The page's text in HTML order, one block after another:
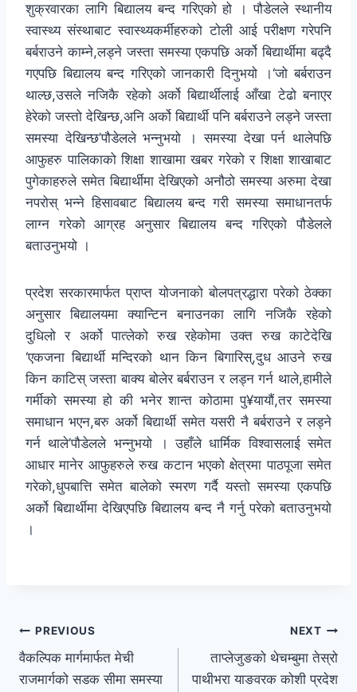
शुक्रवारका लागि बिद्यालय बन्द गरिएको हो । पौडेलले स्थानीय
स्वास्थ्य संस्थाबाट स्वास्थ्यकर्मीहरुको टोली आई परीक्षण गरेपनि
बर्बराउने काम्ने,लड्ने जस्ता समस्या एकपछि अर्को बिद्यार्थीमा बढ्दै
गएपछि बिद्यालय बन्द गरिएको जानकारी दिनुभयो ।‘जो बर्बराउन
थाल्छ,उसले नजिकै रहेको अर्को बिद्यार्थीलाई आँखा टेढो बनाएर
हेरेको जस्तो देखिन्छ,अनि अर्को बिद्यार्थी पनि बर्बराउने लड्ने जस्ता
समस्या देखिन्छ’पौडेलले भन्नुभयो । समस्या देखा पर्न थालेपछि
आफुहरु पालिकाको शिक्षा शाखामा खबर गरेको र शिक्षा शाखाबाट
पुगेकाहरुले समेत बिद्यार्थीमा देखिएको अनौठो समस्या अरुमा देखा
नपरोस् भन्ने हिसावबाट बिद्यालय बन्द गरी समस्या समाधानतर्फ
लाग्न गरेको आग्रह अनुसार बिद्यालय बन्द गरिएको पौडेलले
बताउनुभयो ।
प्रदेश सरकारमार्फत प्राप्त योजनाको बोलपत्रद्धारा परेको ठेक्का
अनुसार बिद्यालयमा क्यान्टिन बनाउनका लागि नजिकै रहेको
दुधिलो र अर्को पात्लेको रुख रहेकोमा उक्त रुख काटेदेखि
‘एकजना बिद्यार्थी मन्दिरको थान किन बिगारिस्,दुध आउने रुख
किन काटिस् जस्ता बाक्य बोलेर बर्बराउन र लड्न गर्न थाले,हामीले
गर्मीको समस्या हो की भनेर शान्त कोठामा पु¥यायौं,तर समस्या
समाधान भएन,बरु अर्को बिद्यार्थी समेत यसरी नै बर्बराउने र लड्ने
गर्न थाले’पौडेलले भन्नुभयो । उहाँले धार्मिक विश्वासलाई समेत
आधार मानेर आफुहरुले रुख कटान भएको क्षेत्रमा पाठपूजा समेत
गरेको,धुपबात्ति समेत बालेको स्मरण गर्दै यस्तो समस्या एकपछि
अर्को बिद्यार्थीमा देखिएपछि बिद्यालय बन्द नै गर्नु परेको बताउनुभयो
।
PREVIOUS
वैकल्पिक मार्गमार्फत मेची
राजमार्गको सडक सीमा समस्या
NEXT
ताप्लेजुङको थेचम्बुमा तेस्रो
पाथीभरा याङवरक कोशी प्रदेश